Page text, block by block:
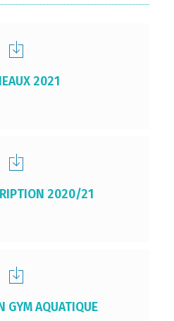
2021
2020/21
GYM AQUATIQUE